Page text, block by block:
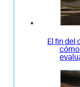
El fin del